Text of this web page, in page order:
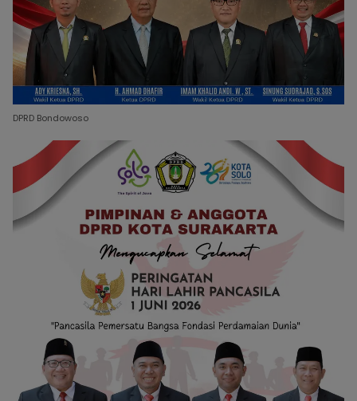
DPRD Bondowoso